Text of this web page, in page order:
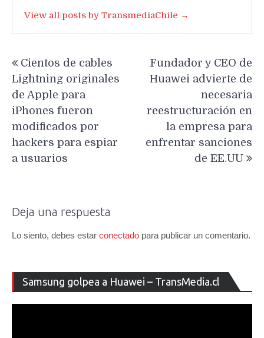
View all posts by TransmediaChile →
de
entradas
Cientos de cables
Lightning originales
de Apple para
iPhones fueron
modificados por
hackers para espiar
a usuarios
Fundador y CEO de
Huawei advierte de
necesaria
reestructuración en
la empresa para
enfrentar sanciones
de EE.UU
Deja una respuesta
Lo siento, debes estar conectado para publicar un comentario.
Samsung golpea a Huawei – TransMedia.cl
de